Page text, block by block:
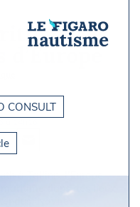
les
Nautisme
à Tallinn, l’Europe
dans des lieux
CONSULT